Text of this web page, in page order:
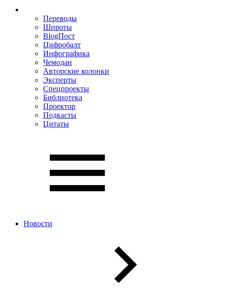
Переводы
Шпроты
BlogПост
Цифробалт
Инфографика
Чемодан
Авторские колонки
Эксперты
Спецпроекты
Библиотека
Проектор
Подкасты
Цитаты
Новости